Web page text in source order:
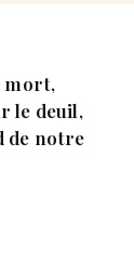
mort,
le deuil,
de notre